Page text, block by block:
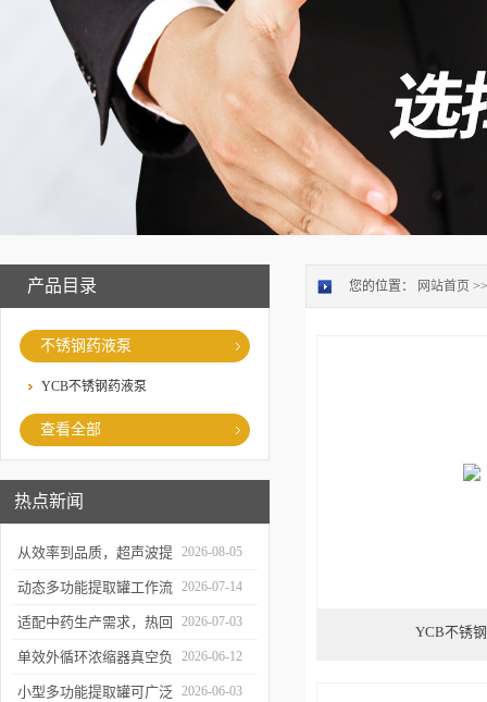
产品目录
不锈钢药液泵
YCB不锈钢药液泵
查看全部
热点新闻
从效率到品质，超声波提
取罐的实用价值梳理
2026-08-05
动态多功能提取罐工作流
程与核心优势解析
2026-07-14
适配中药生产需求，热回
流提取浓缩机组的应用优
势解析
2026-07-03
单效外循环浓缩器真空负
压蒸发技术的核心亮点解
2026-06-12
小型多功能提取罐可广泛 2026-06-03
您的位置： 网站首页
YCB不锈